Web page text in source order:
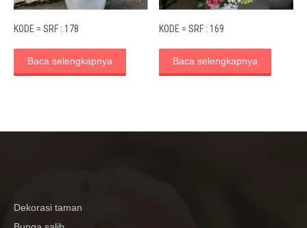
KODE = SRF : 178
Baca selengkapnya
KODE = SRF : 169
Baca selengkapnya
Dekorasi taman